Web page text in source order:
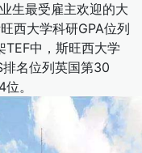
生最受雇主欢迎的大
西大学科研GPA位列
中，斯旺西大学
名位列英国第30
。